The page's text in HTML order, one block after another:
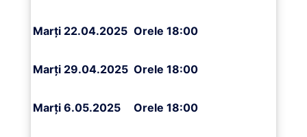
Marți 22.04.2025 Orele 18:00
Marți 29.04.2025 Orele 18:00
Marți 6.05.2025 Orele 18:00